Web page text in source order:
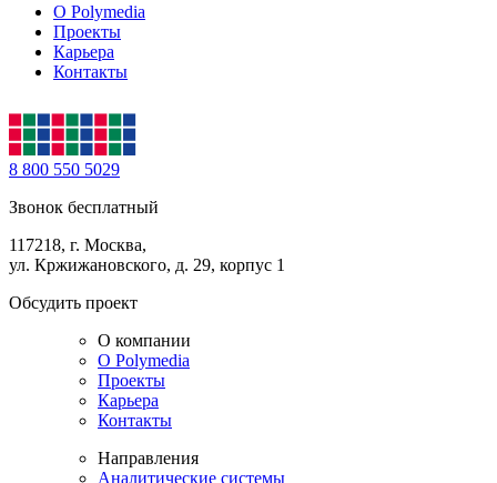
О Polymedia
Проекты
Карьера
Контакты
8 800 550 5029
Звонок бесплатный
117218, г. Москва,
ул. Кржижановского, д. 29, корпус 1
Обсудить проект
О компании
О Polymedia
Проекты
Карьера
Контакты
Направления
Аналитические системы